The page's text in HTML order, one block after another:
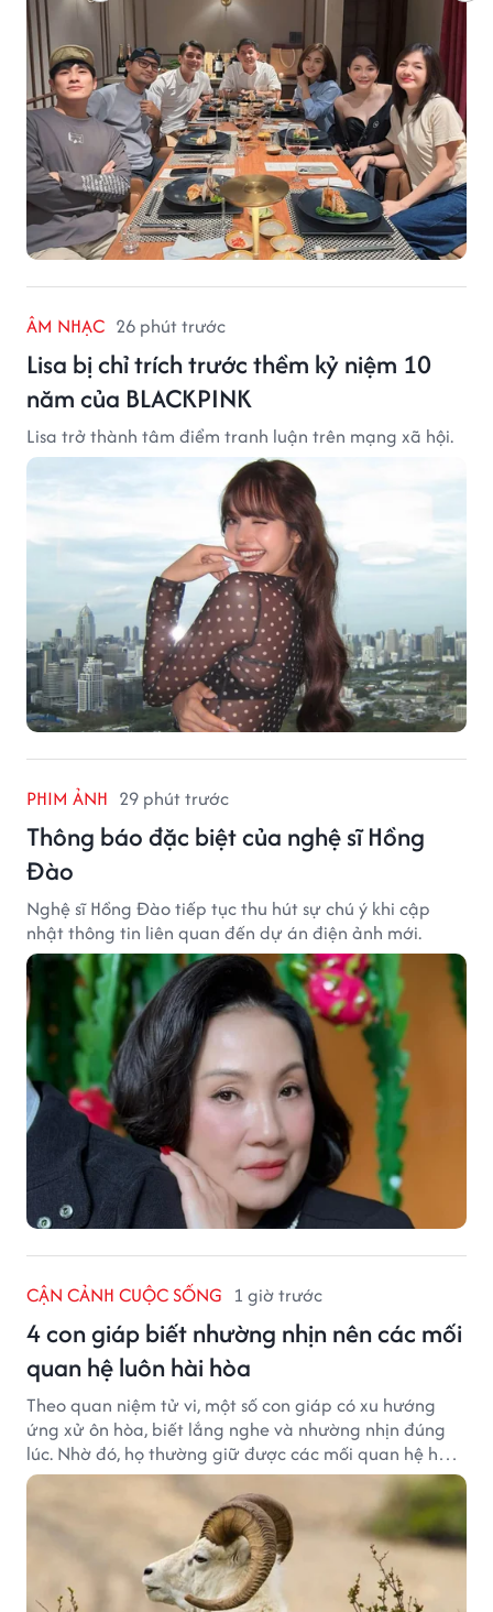
ÂM NHẠC 26 phút trước
Lisa bị chỉ trích trước thềm kỷ niệm 10
năm của BLACKPINK
Lisa trở thành tâm điểm tranh luận trên mạng xã hội.
PHIM ẢNH 29 phút trước
Thông báo đặc biệt của nghệ sĩ Hồng
Đào
Nghệ sĩ Hồng Đào tiếp tục thu hút sự chú ý khi cập
nhật thông tin liên quan đến dự án điện ảnh mới.
CẬN CẢNH CUỘC SỐNG 1 giờ trước
4 con giáp biết nhường nhịn nên các mối
quan hệ luôn hài hòa
Theo quan niệm tử vi, một số con giáp có xu hướng
ứng xử ôn hòa, biết lắng nghe và nhường nhịn đúng
lúc. Nhờ đó, họ thường giữ được các mối quan hệ hài
hòa và nhận được sự yêu mến từ những người xung